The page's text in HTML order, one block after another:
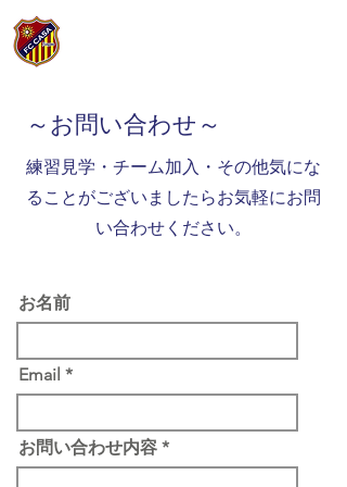
​～お問い合わせ～
練習見学・チーム加入・その他気にな
ることがございましたらお気軽にお問
い合わせください。
お名前
Email
お問い合わせ内容